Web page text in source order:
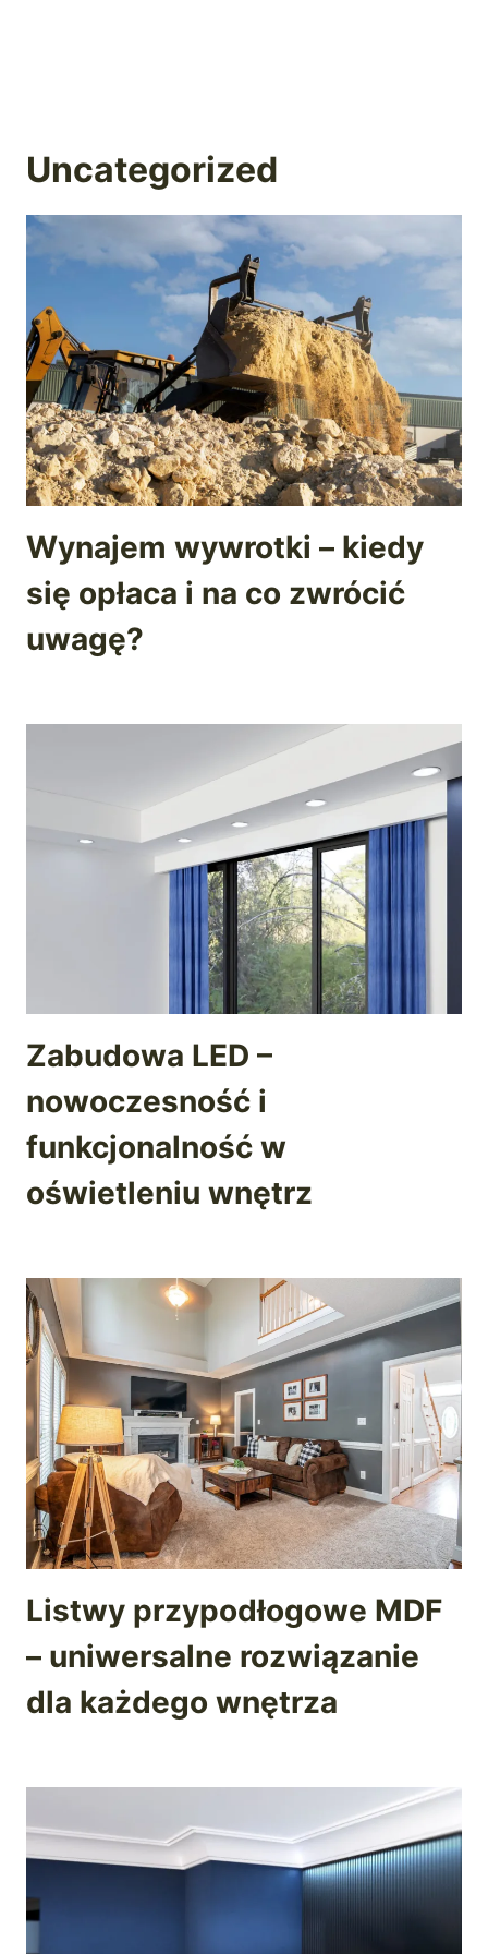
Uncategorized
Wynajem wywrotki – kiedy
się opłaca i na co zwrócić
uwagę?
Zabudowa LED –
nowoczesność i
funkcjonalność w
oświetleniu wnętrz
Listwy przypodłogowe MDF
– uniwersalne rozwiązanie
dla każdego wnętrza